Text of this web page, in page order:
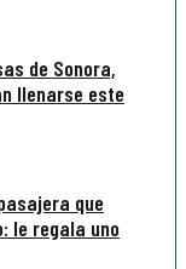
de Sonora,
llenarse este
que
le regala uno